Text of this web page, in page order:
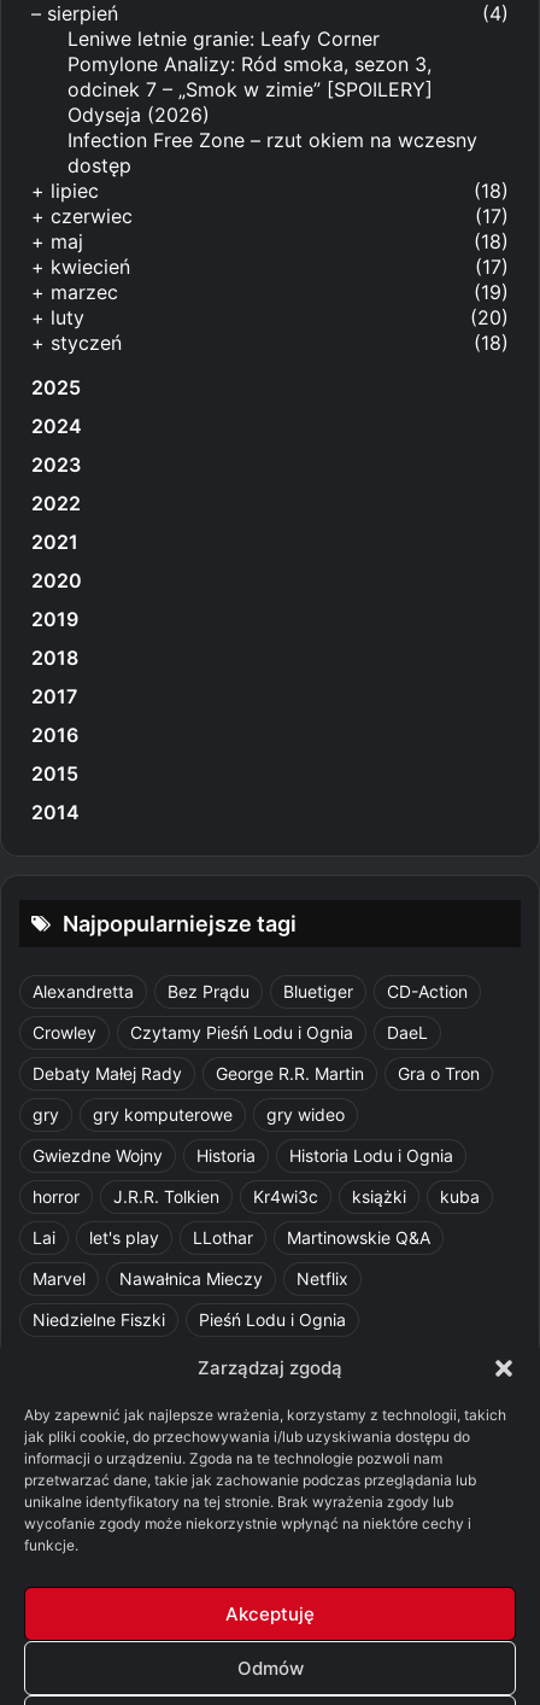
Zarządzaj zgodą
Aby zapewnić jak najlepsze wrażenia, korzystamy z technologii, takich
jak pliki cookie, do przechowywania i/lub uzyskiwania dostępu do
informacji o urządzeniu. Zgoda na te technologie pozwoli nam
przetwarzać dane, takie jak zachowanie podczas przeglądania lub
unikalne identyfikatory na tej stronie. Brak wyrażenia zgody lub
wycofanie zgody może niekorzystnie wpłynąć na niektóre cechy i
funkcje.
Akceptuję
Odmów
– sierpień
(4)
Leniwe letnie granie: Leafy Corner
Pomylone Analizy: Ród smoka, sezon 3,
odcinek 7 – „Smok w zimie” [SPOILERY]
Odyseja (2026)
Infection Free Zone – rzut okiem na wczesny
dostęp
+ lipiec
(18)
+ czerwiec
(17)
+ maj
(18)
+ kwiecień
(17)
+ marzec
(19)
+ luty
(20)
+ styczeń
(18)
2025
2024
2023
2022
2021
2020
2019
2018
2017
2016
2015
2014
Najpopularniejsze tagi
Alexandretta Bez Prądu Bluetiger
CD-Action
Crowley
Czytamy Pieśń Lodu i Ognia
DaeL
Debaty Małej Rady
George R.R. Martin
Gra o Tron
gry
gry komputerowe
gry wideo
Gwiezdne Wojny
Historia
Historia Lodu i Ognia
horror
J.R.R. Tolkien Kr4wi3c książki
kuba
Lai
let's play LLothar
Martinowskie Q&A
Marvel
Nawałnica Mieczy
Netflix
Niedzielne Fiszki
Pieśń Lodu i Ognia
Pquelim
Pytania do maesterów
recenzja książki
Ród Smoka Silmarillion
SithFrog
Starcie Królów
Star Wars
Szalone Teorie
Tolkienowskie Q&A
Voo
Wieści z Cytadeli
© Copyright 2026, All Rights Reserved | FSGK.PL